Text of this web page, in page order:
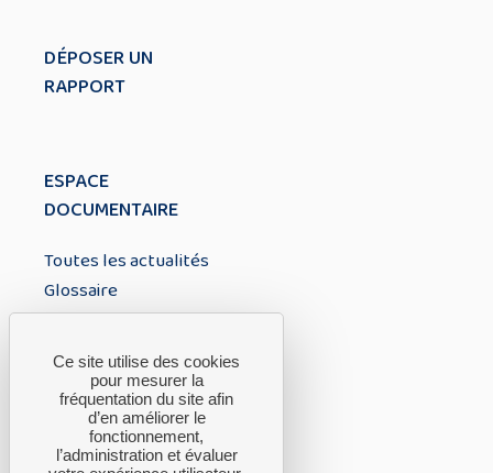
DÉPOSER UN
RAPPORT
ESPACE
DOCUMENTAIRE
Toutes les actualités
Glossaire
À PROPOS
A propos du CTH
FAQ
Ce site utilise des cookies
pour mesurer la
fréquentation du site afin
d’en améliorer le
fonctionnement,
l’administration et évaluer